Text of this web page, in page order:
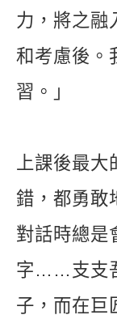
力，將之融
和考慮後。
習。」
上課後最
錯，都勇敢
對話時總是
字……支支
子，而在巨